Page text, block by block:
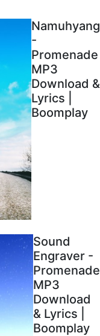
Namuhyang
-
Promenade
MP3
Download &
Lyrics |
Boomplay
Sound
Engraver -
Promenade
MP3
Download
& Lyrics |
Boomplay